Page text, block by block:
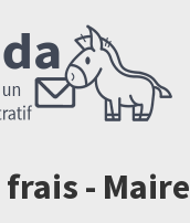
frais - Maire